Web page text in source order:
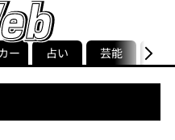
smart最新号
記事一覧ランキング
ストリ
ー 占い 芸能 グル